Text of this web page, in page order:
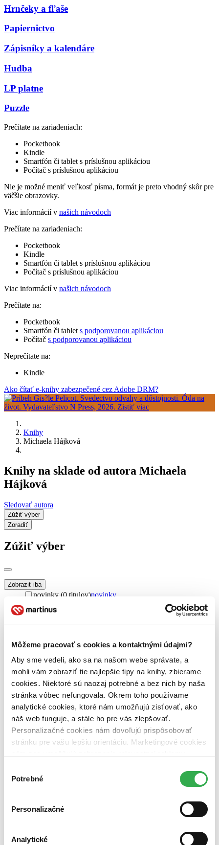
Môžeme pracovať s cookies a kontaktnými údajmi?
Aby sme vedeli, ako sa na našom webe správate, a
mohli vám zobraziť tie najlepšie tipy na knihy, zbierame
cookies. Niektoré sú naozaj potrebné a bez nich by naša
stránka vôbec nefungovala. Okrem toho používame
analytické cookies, ktoré nám umožňujú zisťovať, ako
náš web funguje, a stále ho pre vás zlepšovať.
Personalizačné cookies nám dovoľujú prispôsobovať
stránku pre vašu lepšiu orientáciu. Marketingové cookies
nám pomohlo, keby sme mohli používať všetky tieto
súhlasu
Potrebné
Personalizačné
Analytické
Hrnčeky a fľaše
Papiernictvo
Zápisníky a kalendáre
Hudba
LP platne
Puzzle
Prečítate na zariadeniach:
Pocketbook
Kindle
Smartfón či tablet s príslušnou aplikáciou
Počítač s príslušnou aplikáciou
Nie je možné meniť veľkosť písma, formát je preto vhodný skôr pre
väčšie obrazovky.
Viac informácií v našich návodoch
Prečítate na zariadeniach:
Pocketbook
Kindle
Smartfón či tablet s príslušnou aplikáciou
Počítač s príslušnou aplikáciou
Viac informácií v našich návodoch
Prečítate na:
Pocketbook
Smartfón či tablet s podporovanou aplikáciou
Počítač s podporovanou aplikáciou
Neprečítate na:
Kindle
Ako čítať e-knihy zabezpečené cez Adobe DRM?
Knihy
Michaela Hájková
Knihy na sklade od autora Michaela
Hájková
Sledovať autora
Zúžiť výber
Zoradiť
Zúžiť výber
Zobraziť iba
novinky (0 titulov)novinky
zľavnené tituly (0 titulov)
predpredaj (0 titulov)predpredaj
dostupná (bez vypredaných) (0 titulov)dostupná (bez
vypredaných)
Nové / čítané
nová (0 titulov)nová
čítaná (0 titulov)čítaná
čítaná - výborný stav (0 titulov)čítaná - výborný stav
čítaná - mierne opotrebovaná (0 titulov)čítaná - mierne
čítané verzie vypredaných kníh (0 titulov)čítané verzie
vypredaných kníh
Bestsellery